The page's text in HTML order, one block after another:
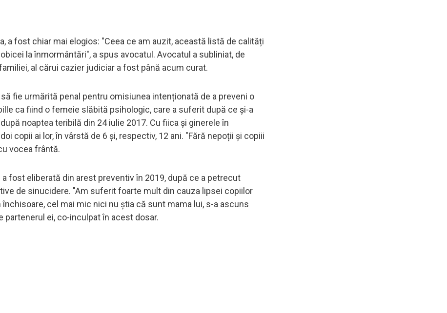
a fost chiar mai elogios: "Ceea ce am auzit, această listă de calități
la înmormântări", a spus avocatul. Avocatul a subliniat, de
al cărui cazier judiciar a fost până acum curat.
fie urmărită penal pentru omisiunea intenționată de a preveni o
ca fiind o femeie slăbită psihologic, care a suferit după ce și-a
noaptea teribilă din 24 iulie 2017. Cu fiica și ginerele în
copii ai lor, în vârstă de 6 și, respectiv, 12 ani. "Fără nepoții și copiii
vocea frântă.
fost eliberată din arest preventiv în 2019, după ce a petrecut
de sinucidere. "Am suferit foarte mult din cauza lipsei copiilor
cel mai mic nici nu știa că sunt mama lui, s-a ascuns
partenerul ei, co-inculpat în acest dosar.